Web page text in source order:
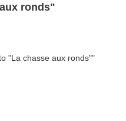
ronds"